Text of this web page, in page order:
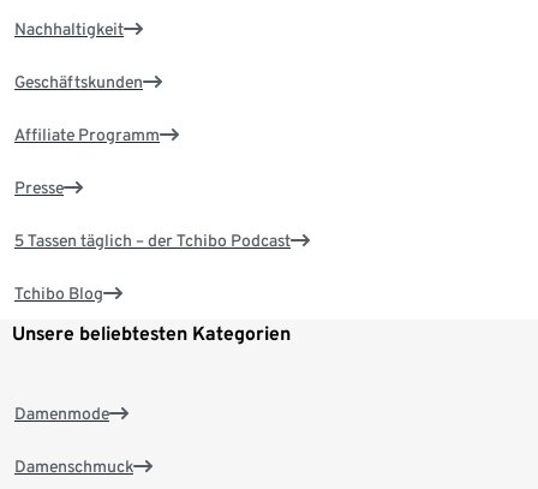
Nachhaltigkeit
Geschäftskunden
Affiliate Programm
Presse
5 Tassen täglich – der Tchibo Podcast
Tchibo Blog
Unsere beliebtesten Kategorien
Damenmode
Damenschmuck